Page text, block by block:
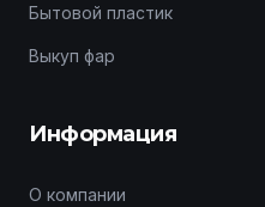
Бытовой пластик
Выкуп фар
Информация
О компании